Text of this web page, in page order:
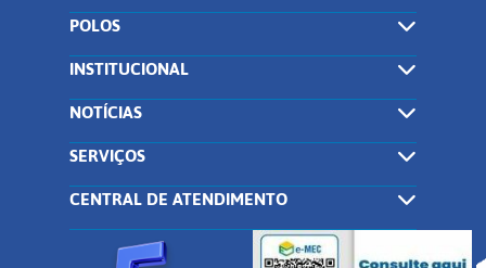
POLOS
INSTITUCIONAL
NOTÍCIAS
SERVIÇOS
CENTRAL DE ATENDIMENTO